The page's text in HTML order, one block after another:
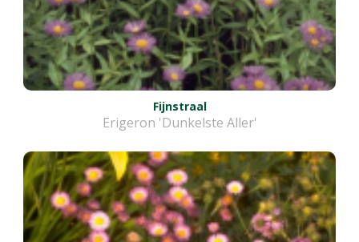
Fijnstraal
Erigeron 'Dunkelste Aller'